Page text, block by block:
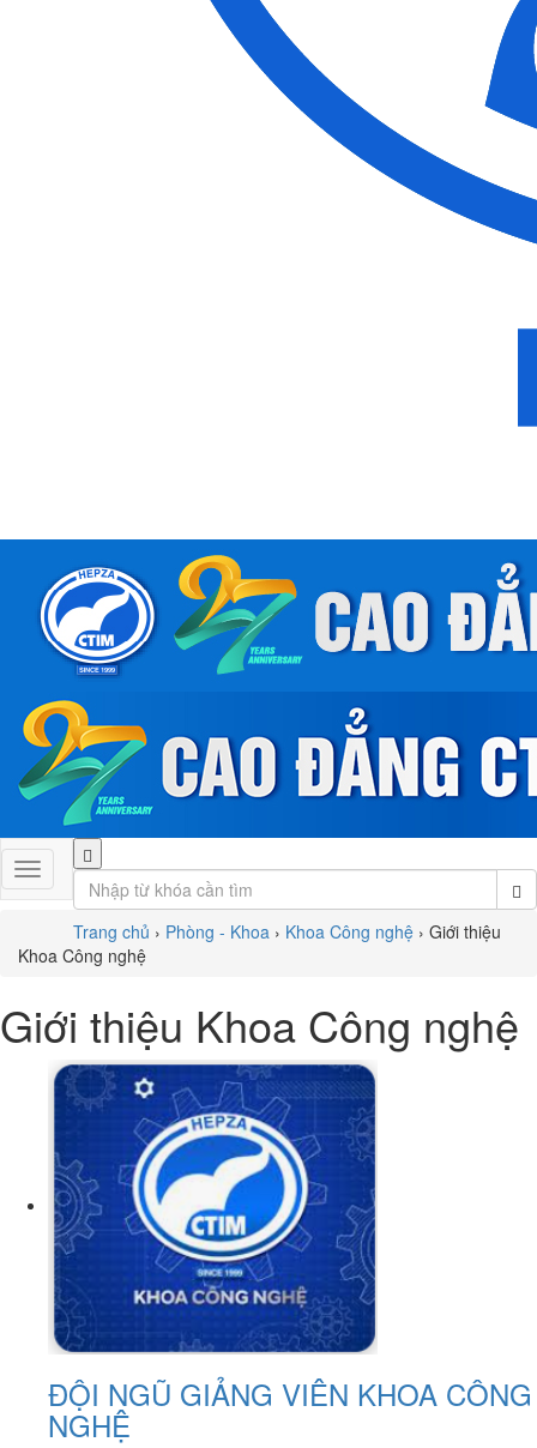
Trang chủ › Phòng - Khoa › Khoa Công nghệ › Giới thiệu
Khoa Công nghệ
Giới thiệu Khoa Công nghệ
ĐỘI NGŨ GIẢNG VIÊN KHOA CÔNG
NGHỆ